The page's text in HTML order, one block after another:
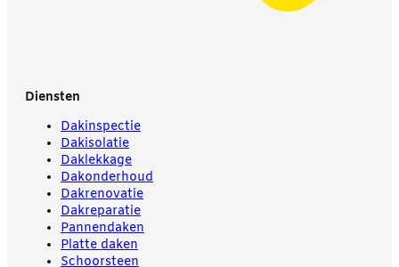
Diensten
Dakinspectie
Dakisolatie
Daklekkage
Dakonderhoud
Dakrenovatie
Dakreparatie
Pannendaken
Platte daken
Schoorsteen